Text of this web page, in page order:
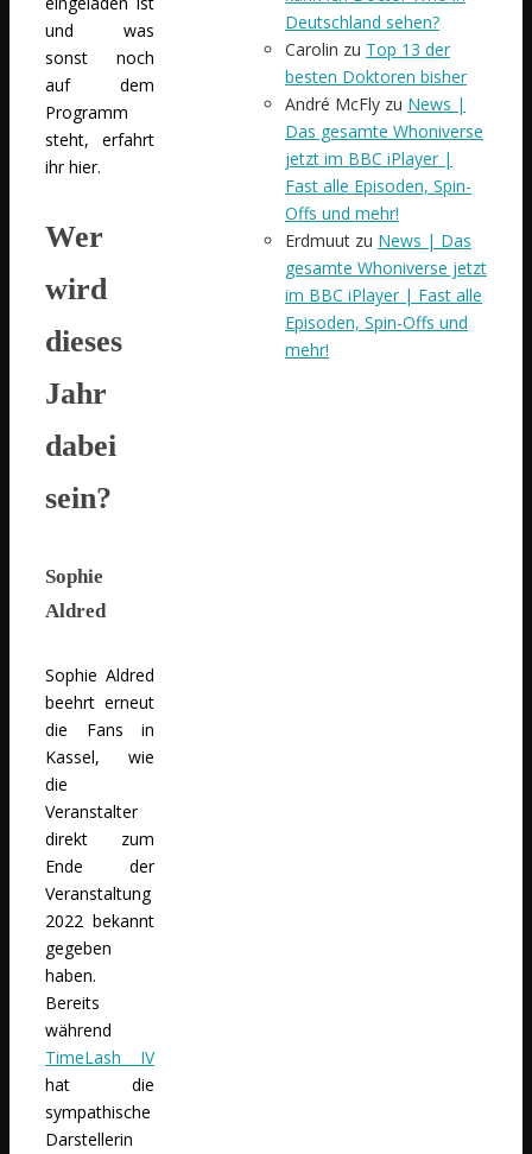
und was
sonst noch
auf dem
Programm
steht, erfahrt
ihr hier.
Wer
wird
dieses
Jahr
dabei
sein?
Sophie
Aldred
Sophie Aldred
beehrt erneut
die Fans in
Kassel, wie
die
Veranstalter
direkt zum
Ende der
Veranstaltung
2022 bekannt
gegeben
haben.
Bereits
während
TimeLash IV
hat die
sympathische
Darstellerin
Deutschland sehen?
Carolin zu Top 13 der
besten Doktoren bisher
André McFly zu News |
Das gesamte Whoniverse
jetzt im BBC iPlayer |
Fast alle Episoden, Spin-
Offs und mehr!
Erdmuut zu News | Das
gesamte Whoniverse jetzt
im BBC iPlayer | Fast alle
Episoden, Spin-Offs und
mehr!